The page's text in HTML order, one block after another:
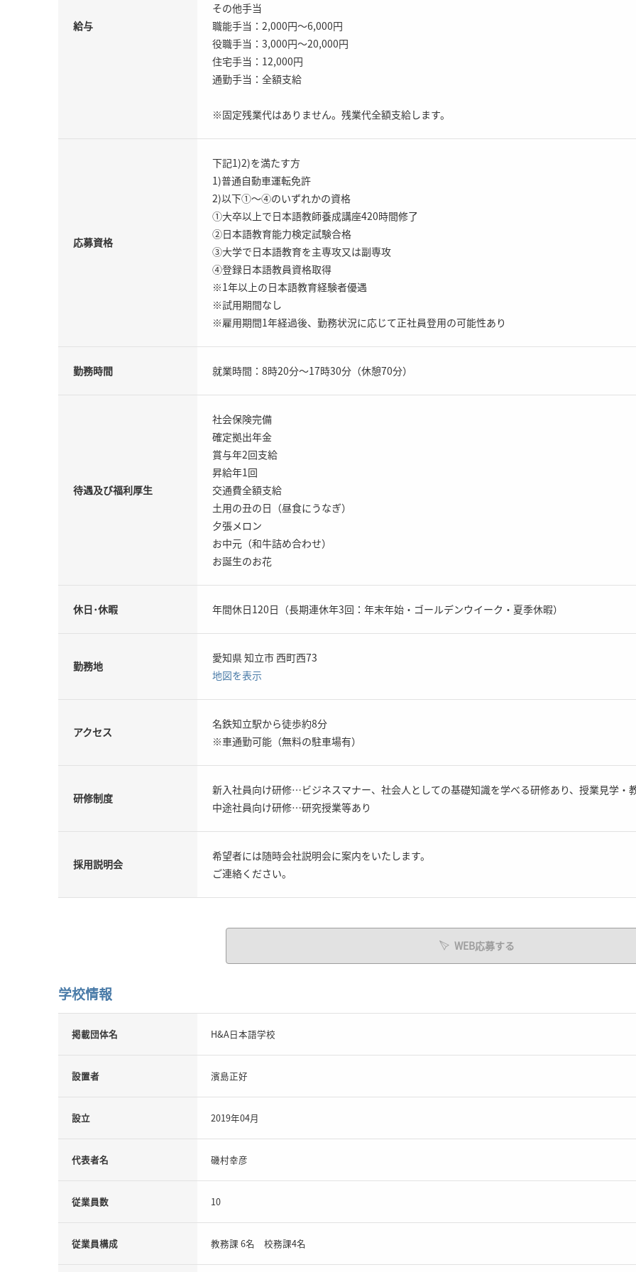
給与
その他手当
職能手当：2,000円～6,000円
役職手当：3,000円～20,000円
住宅手当：12,000円
通勤手当：全額支給
※固定残業代はありません。残業代全額支給します。
応募資格
下記1)2)を満たす方
1)普通自動車運転免許
2)以下①～④のいずれかの資格
①大卒以上で日本語教師養成講座420時間修了
②日本語教育能力検定試験合格
③大学で日本語教育を主専攻又は副専攻
④登録日本語教員資格取得
※1年以上の日本語教育経験者優遇
※試用期間なし
※雇用期間1年経過後、勤務状況に応じて正社員登用の可能性あり
勤務時間 就業時間：8時20分～17時30分（休憩70分）
待遇及び福利厚生
社会保険完備
確定拠出年金
賞与年2回支給
昇給年1回
交通費全額支給
土用の丑の日（昼食にうなぎ）
夕張メロン
お中元（和牛詰め合わせ）
お誕生のお花
休日･休暇 年間休日120日（長期連休年3回：年末年始・ゴールデンウイーク・夏季休暇）
勤務地
愛知県 知立市 西町西73
地図を表示
アクセス
名鉄知立駅から徒歩約8分
※車通勤可能（無料の駐車場有）
研修制度
新入社員向け研修…ビジネスマナー、社会人としての基礎知識を学べる研修あり、授業見学・
中途社員向け研修…研究授業等あり
採用説明会
希望者には随時会社説明会に案内をいたします。
ご連絡ください。
WEB応募する
学校情報
掲載団体名 H&A日本語学校
設置者 濱島正好
設立 2019年04月
代表者名 磯村幸彦
従業員数 10
従業員構成 教務課 6名 校務課4名